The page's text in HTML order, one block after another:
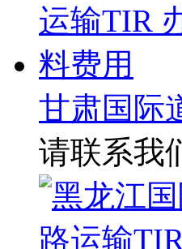
甘肃国际
请联系我